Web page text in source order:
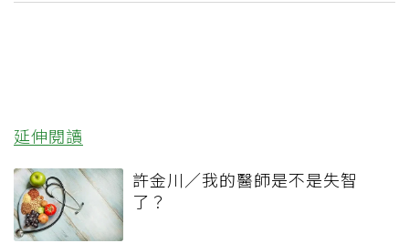
延伸閱讀
許金川／我的醫師是不是失智
了？